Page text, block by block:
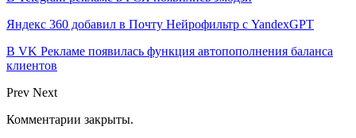
Яндекс 360 добавил в Почту Нейрофильтр с YandexGPT
В VK Рекламе появилась функция автопополнения баланса
клиентов
Prev Next
Комментарии закрыты.